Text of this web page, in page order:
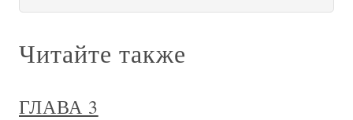
Читайте также
ГЛАВА 3